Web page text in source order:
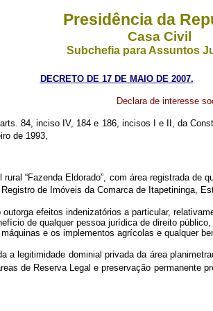
Presidência da
Casa Civil
Subchefia para Assuntos
DECRETO DE 17 DE MAIO DE 2007.
Declara de interesse
84, inciso IV, 184 e 186, incisos I e II, da
de 1993,
“Fazenda Eldorado”, com área registrada
de Imóveis da Comarca de Itapetininga,
efeitos indenizatórios a particular,
de qualquer pessoa jurídica de direito
e os implementos agrícolas e qualquer
legitimidade dominial privada da área
de Reserva Legal e preservação permanente